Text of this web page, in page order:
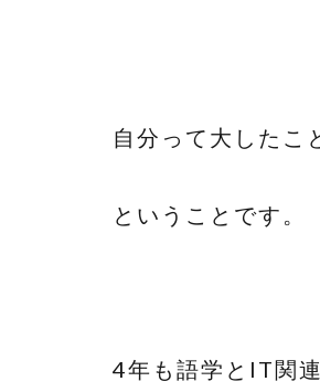
自分って大したこ
ということです。
4年も語学とIT関